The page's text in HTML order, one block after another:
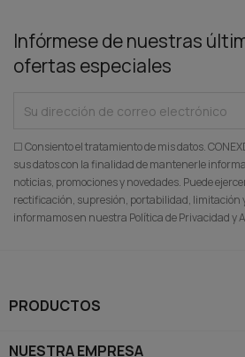
Infórmese de nuestras
ofertas especiales
☐ Consiento el tratamiento de mis datos.
sus datos con la finalidad de mantenerle
noticias, promociones y novedades. Puede
rectificación, supresión, portabilidad, limitación
informamos en nuestra Política de Privacidad y
PRODUCTOS
NUESTRA EMPRESA